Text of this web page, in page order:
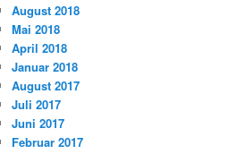
August 2018
Mai 2018
April 2018
Januar 2018
August 2017
Juli 2017
Juni 2017
Februar 2017